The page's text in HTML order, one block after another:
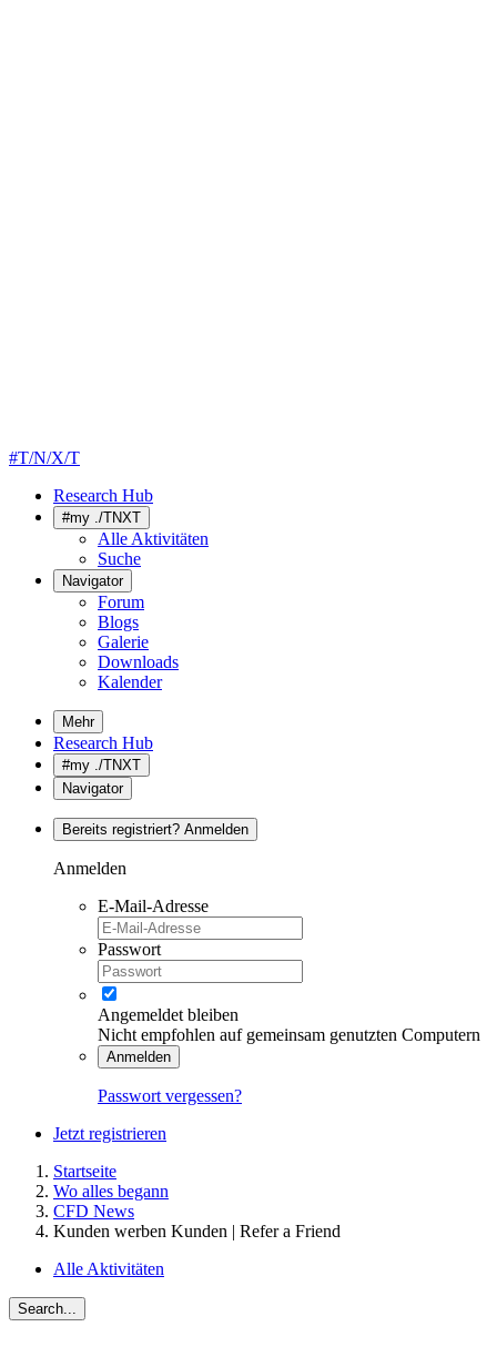
#T/N/X/T
Research Hub
#my ./TNXT
Alle Aktivitäten
Suche
Navigator
Forum
Blogs
Galerie
Downloads
Kalender
Mehr
Research Hub
#my ./TNXT
Navigator
Bereits registriert? Anmelden
Anmelden
E-Mail-Adresse
Passwort
Angemeldet bleiben
Nicht empfohlen auf gemeinsam genutzten Computern
Anmelden
Passwort vergessen?
Jetzt registrieren
Startseite
Wo alles begann
CFD News
Kunden werben Kunden | Refer a Friend
Alle Aktivitäten
Search...